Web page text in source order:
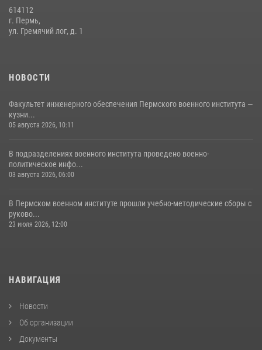
В подразделениях военного института проведено военно-
политическое информирование на тему: «28 июля – День памяти
равноапостольного великого князя Владимира – крестителя Руси,
03 августа 2026, 06:00
614112
г. Пермь,
ул. Гремячий лог, д. 1
НОВОСТИ
Факультет инженерного обеспечения Пермского военного института —
кузни...
05 августа 2026, 10:11
В подразделениях военного института проведено военно-
политическое инфо...
03 августа 2026, 06:00
В Пермском военном институте прошли учебно-методические сборы с
руково...
23 июля 2026, 12:00
НАВИГАЦИЯ
Новости
Об организации
Документы